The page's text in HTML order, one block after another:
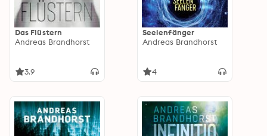
Das Flüstern
Andreas Brandhorst
3.9
Seelenfänger
Andreas Brandhorst
4